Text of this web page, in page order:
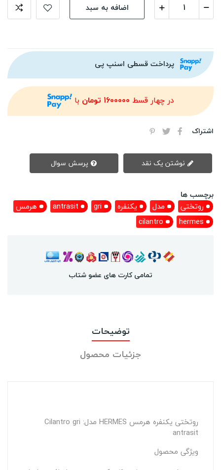
اضافه به سبد
پرداخت قسطی اسنپ پی
در چهار قسط 1600000 تومان با
اشتراک
برچسب ها
روتختی
مدل یکنفره gri
antrasit
هرمس
hermes
cilantro
تمامی کارت های عضو شتاب
توضیحات
جزئیات محصول
روتختی یکنفره هرمس HERMES مدل: Cilantro gri
antrasit
ویژگی محصول